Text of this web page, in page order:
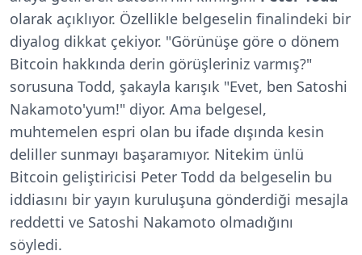
olarak açıklıyor. Özellikle belgeselin finalindeki bir
diyalog dikkat çekiyor. "Görünüşe göre o dönem
Bitcoin hakkında derin görüşleriniz varmış?"
sorusuna Todd, şakayla karışık "Evet, ben Satoshi
Nakamoto'yum!" diyor. Ama belgesel,
muhtemelen espri olan bu ifade dışında kesin
deliller sunmayı başaramıyor. Nitekim ünlü
Bitcoin geliştiricisi Peter Todd da belgeselin bu
iddiasını bir yayın kuruluşuna gönderdiği mesajla
reddetti ve Satoshi Nakamoto olmadığını
söyledi.